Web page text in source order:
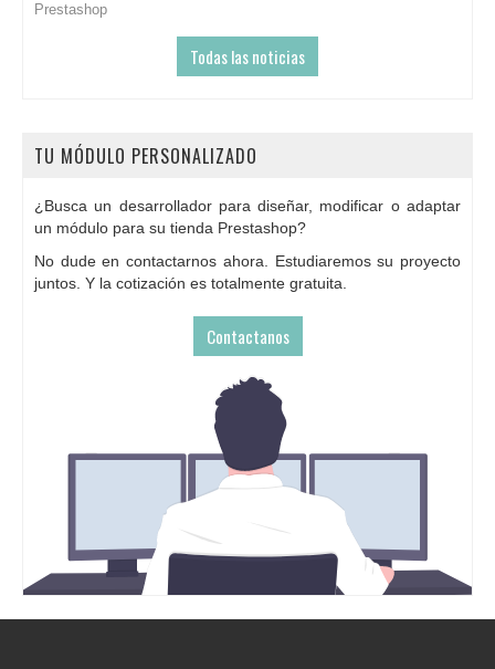
Prestashop
Todas las noticias
TU MÓDULO PERSONALIZADO
¿Busca un desarrollador para diseñar, modificar o adaptar
un módulo para su tienda Prestashop?
No dude en contactarnos ahora. Estudiaremos su proyecto
juntos. Y la cotización es totalmente gratuita.
Contactanos